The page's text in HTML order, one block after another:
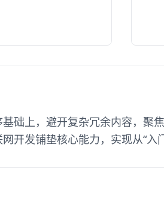
础上，避开复杂冗余内容，聚
开发铺垫核心能力，实现从“入